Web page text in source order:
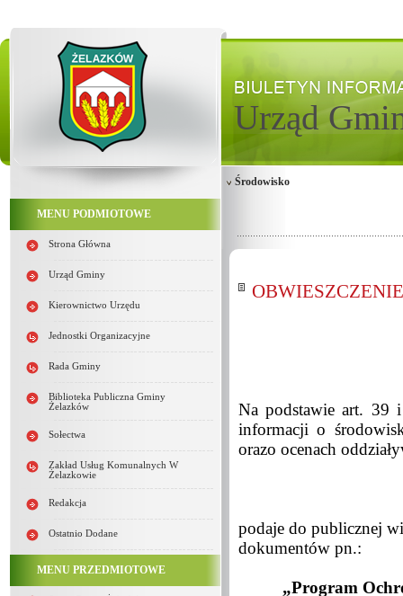
Urząd
MENU PODMIOTOWE
Strona Główna
Urząd Gminy
Kierownictwo Urzędu
Jednostki Organizacyjne
Rada Gminy
Biblioteka Publiczna Gminy
Żelazków
Sołectwa
Zakład Usług Komunalnych W
Żelazkowie
Redakcja
Ostatnio Dodane
MENU PRZEDMIOTOWE
Środowisko
Na podstawie art. 39
informacji o
orazo ocenach
podaje do publicznej
dokumentów pn.:
„Program